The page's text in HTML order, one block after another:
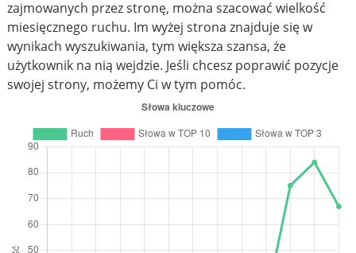
zajmowanych przez stronę, można szacować wielkość
miesięcznego ruchu. Im wyżej strona znajduje się w
wynikach wyszukiwania, tym większa szansa, że
użytkownik na nią wejdzie. Jeśli chcesz poprawić pozycje
swojej strony, możemy Ci w tym pomóc.